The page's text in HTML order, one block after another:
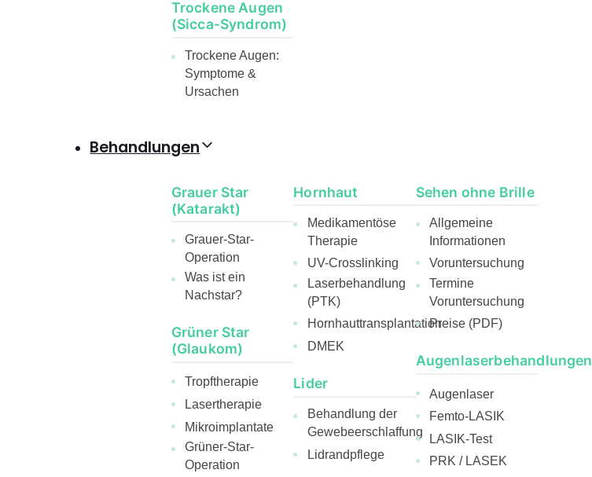
Trockene Augen
(Sicca-Syndrom)
Trockene Augen:
Symptome &
Ursachen
Behandlungen
Grauer Star
(Katarakt)
Grauer-Star-
Operation
Was ist ein
Nachstar?
Grüner Star
(Glaukom)
Tropftherapie
Lasertherapie
Mikroimplantate
Grüner-Star-
Operation
Hornhaut
Medikamentöse
Therapie
UV-Crosslinking
Laserbehandlung
(PTK)
Hornhauttransplantation
DMEK
Lider
Behandlung der
Gewebeerschlaffung
Lidrandpflege
Sehen ohne Brille
Allgemeine
Informationen
Voruntersuchung
Termine
Voruntersuchung
Preise (PDF)
Augenlaserbehandlungen
Augenlaser
Femto-LASIK
LASIK-Test
PRK / LASEK